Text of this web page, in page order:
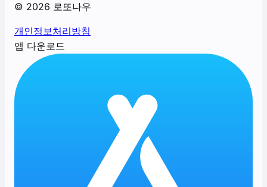
© 2026 로또나우
개인정보처리방침
앱 다운로드